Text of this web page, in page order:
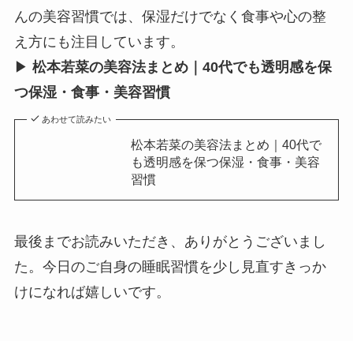
んの美容習慣では、保湿だけでなく食事や心の整
え方にも注目しています。
▶ 松本若菜の美容法まとめ｜40代でも透明感を保
つ保湿・食事・美容習慣
あわせて読みたい
松本若菜の美容法まとめ｜40代で
も透明感を保つ保湿・食事・美容
習慣
最後までお読みいただき、ありがとうございまし
た。今日のご自身の睡眠習慣を少し見直すきっか
けになれば嬉しいです。